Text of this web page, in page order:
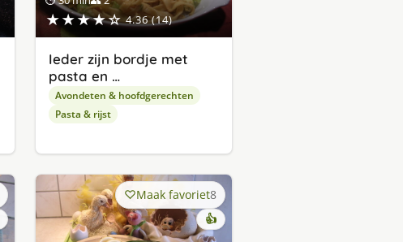
★★★★☆ 4.36 (14)
Ieder zijn bordje met
pasta en …
Avondeten & hoofdgerechten
Pasta & rijst
Maak favoriet8
👍